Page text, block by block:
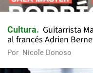
Cultura
Guitarrista
al francés Adrien
Por Nicole Donoso